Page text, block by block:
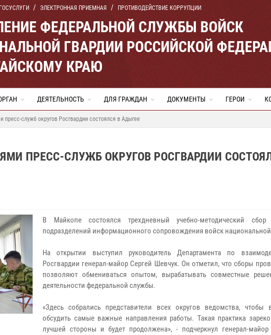
ЭЛЕКТРОННАЯ ПРИЕМНАЯ ПРОТИВОДЕЙСТВИЕ КОРРУПЦИИ
ФЕДЕРАЛЬНОЙ СЛУЖБЫ ВОЙСК
ГВАРДИИ РОССИЙСКОЙ
КРАЮ
ДЕЯТЕЛЬНОСТЬ ДЛЯ ГРАЖДАН ДОКУМЕНТЫ ГЕРОИ
пресс-служб округов Росгвардии состоялся в Адыгее
ПРЕСС-СЛУЖБ ОКРУГОВ РОСГВАРДИИ
В Майкопе состоялся трехдневный учебно-методический
подразделений информационного сопровождения войск
На открытии выступил руководитель Департамента по
Росгвардии генерал-майор Сергей Шевчук. Он отметил, что сборы
позволяют обмениваться опытом, вырабатывать совместные
деятельности федеральной службы.
«Здесь собрались представители всех округов ведомства,
обсудить самые важные направления работы. Такая практика
лучшей стороны и будет продолжена», - подчеркнул генерал-